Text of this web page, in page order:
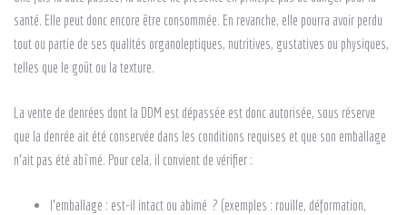
santé. Elle peut donc encore être consommée. En revanche, elle pourra avoir perdu
tout ou partie de ses qualités organoleptiques, nutritives, gustatives ou physiques,
telles que le goût ou la texture.
La vente de denrées dont la DDM est dépassée est donc autorisée, sous réserve
que la denrée ait été conservée dans les conditions requises et que son emballage
n’ait pas été abîmé. Pour cela, il convient de vérifier :
l’emballage : est-il intact ou abimé ? (exemples : rouille, déformation,